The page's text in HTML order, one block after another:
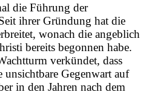
die Führung der
ihrer Gründung hat die
wonach die angeblich
bereits begonnen habe.
verkündet, dass
unsichtbare Gegenwart auf
in den Jahren nach dem